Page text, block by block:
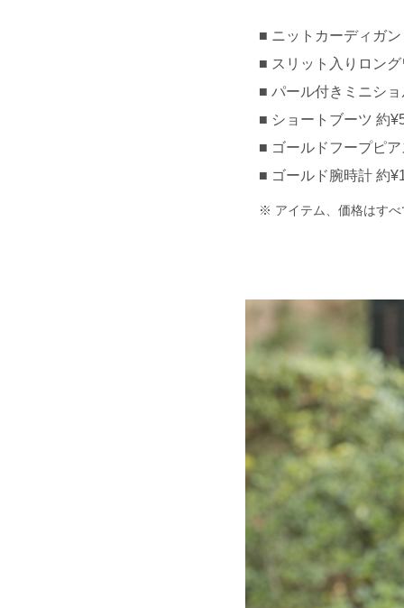
ニットカーディガ
スリット入りロン
パール付きミニシ
ショートブーツ 約
ゴールドフープピ
ゴールド腕時計 約
アイテム、価格はす